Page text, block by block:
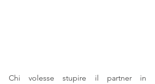
Chi volesse stupire il partner in